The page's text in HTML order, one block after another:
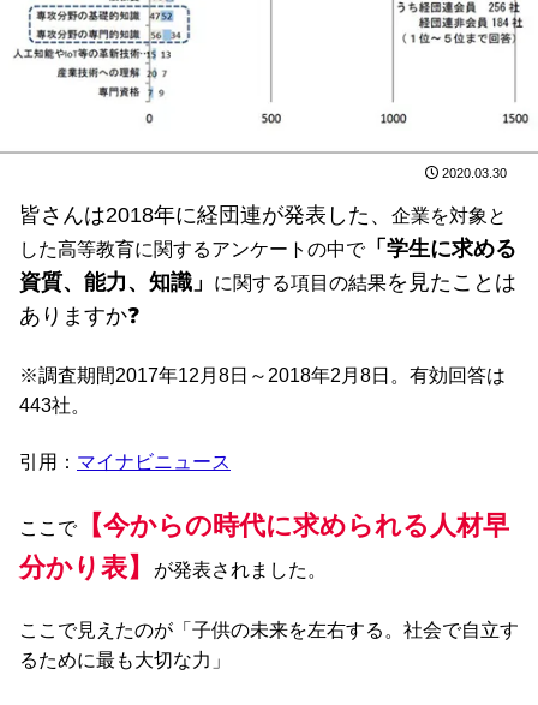
2020.03.30
皆さんは2018年に経団連が発表した、 企業を対象と
した高等教育に関するアンケートの中で「学生に求める
資質、能力、知識」
に関する項目の結果を見たことは
ありますか❓
※調査期間2017年12月8日～2018年2月8日。有効回答は
443社。
引用： マイナビニュース
ここで【今からの時代に求められる人材早
分かり表】
が発表されました。
ここで見えたのが「子供の未来を左右する。社会で自立す
るために最も大切な力」